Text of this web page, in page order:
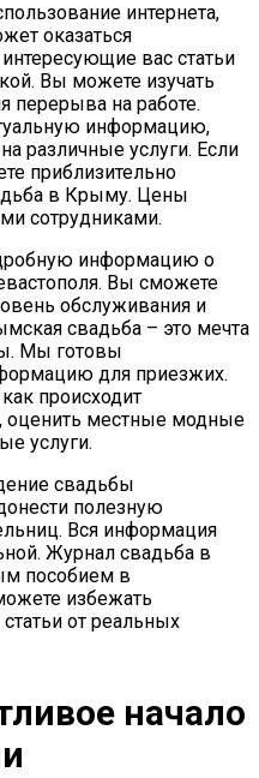
интернета,
оказаться
вас статьи
Вы можете изучать
перерыва на работе.
информацию,
различные услуги. Если
приблизительно
в Крыму. Цены
сотрудниками.
информацию о
Вы сможете
обслуживания и
свадьба – это мечта
Мы готовы
для приезжих.
происходит
оценить местные модные
услуги.
свадьбы
полезную
Вся информация
Журнал свадьба в
пособием в
избежать
от реальных
начало